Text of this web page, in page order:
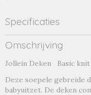
Specificaties
Productcode
roze-1-18832
Productcode leverancier
Omschrijving
Jollein Deken Basic
Deze soepele gebreide
babyuitzet. De deken